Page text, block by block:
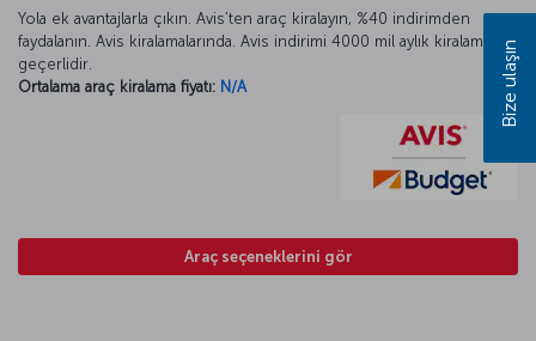
Yola ek avantajlarla çıkın. Avis’ten araç kiralayın, %40 indirimden
faydalanın. Avis kiralamalarında. Avis indirimi 4000 mil aylık kiralamada
geçerlidir.
Ortalama araç kiralama fiyatı: N/A
Araç seçeneklerini gör
Bize ulaşın